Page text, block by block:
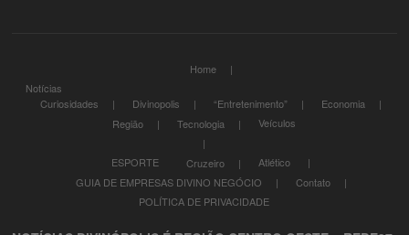
Home
Notícias
Curiosidades
Divinopolis “Entretenimento”
Economia
Região
Tecnologia Veículos
ESPORTE Cruzeiro
Atlético
GUIA DE EMPRESAS DIVINO NEGÓCIO
Contato
POLÍTICA DE PRIVACIDADE